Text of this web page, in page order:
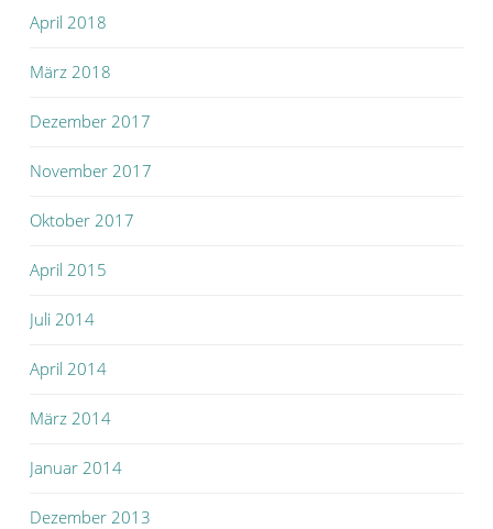
April 2018
März 2018
Dezember 2017
November 2017
Oktober 2017
April 2015
Juli 2014
April 2014
März 2014
Januar 2014
Dezember 2013